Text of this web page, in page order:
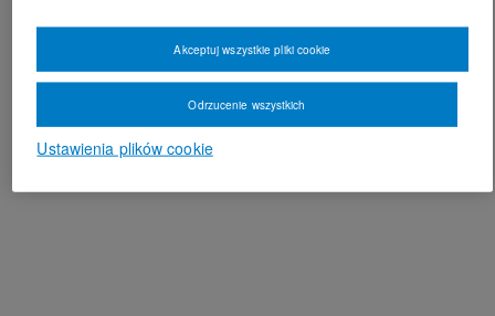
Ustawienia plików cookie
Odrzucenie wszystkich
Akceptuj wszystkie pliki cookie